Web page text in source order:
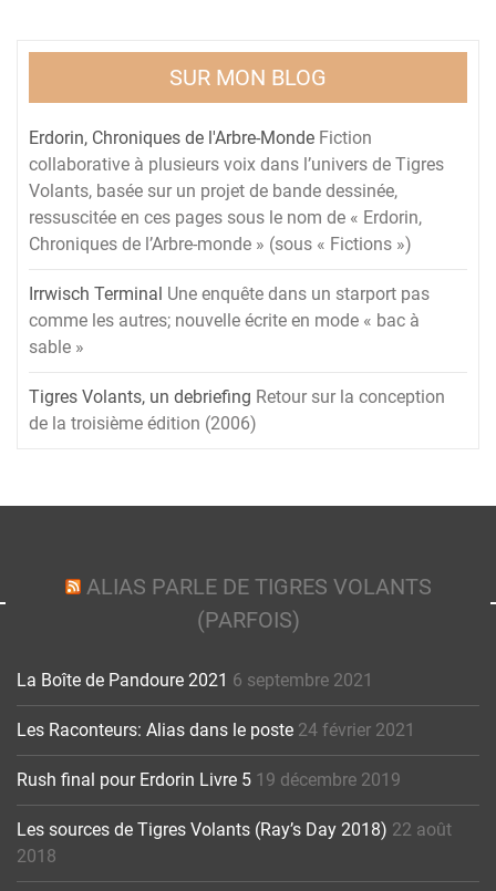
SUR MON BLOG
Erdorin, Chroniques de l'Arbre-Monde Fiction
collaborative à plusieurs voix dans l’univers de Tigres
Volants, basée sur un projet de bande dessinée,
ressuscitée en ces pages sous le nom de « Erdorin,
Chroniques de l’Arbre-monde » (sous « Fictions »)
Irrwisch Terminal Une enquête dans un starport pas
comme les autres; nouvelle écrite en mode « bac à
sable »
Tigres Volants, un debriefing Retour sur la conception
de la troisième édition (2006)
ALIAS PARLE DE TIGRES VOLANTS
(PARFOIS)
La Boîte de Pandoure 2021 6 septembre 2021
Les Raconteurs: Alias dans le poste 24 février 2021
Rush final pour Erdorin Livre 5 19 décembre 2019
Les sources de Tigres Volants (Ray’s Day 2018) 22 août
2018